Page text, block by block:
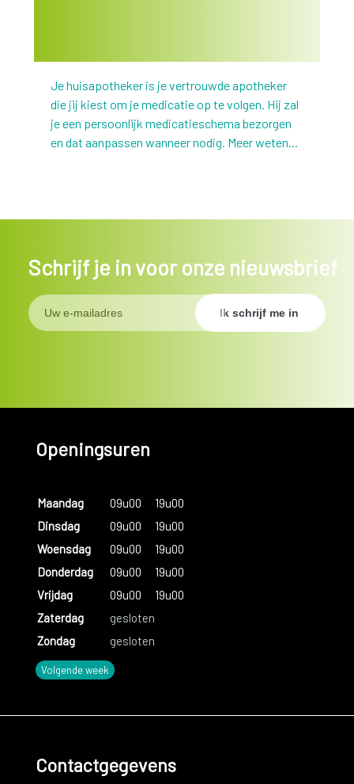
Je huisapotheker is je vertrouwde apotheker
die jij kiest om je medicatie op te volgen. Hij zal
je een persoonlijk medicatieschema bezorgen
en dat aanpassen wanneer nodig. Meer weten...
Schrijf je in voor onze nieuwsbrief
Openingsuren
Maandag 09u00
19u00
Dinsdag
09u00
19u00
Woensdag
09u00
19u00
Donderdag
09u00
19u00
Vrijdag
09u00
19u00
Zaterdag
gesloten
Zondag
gesloten
Volgende week
Contactgegevens